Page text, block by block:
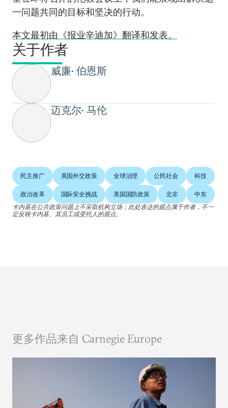
一问题共同的目标和坚决的行动。
本文最初由《报业辛迪加》翻译和发表。
关于作者
威廉• 伯恩斯
迈克尔• 马伦
民主推广 美国外交政策 全球治理 公民社会 科技
政治改革 国际安全挑战 美国国防政策 北非
中东
卡内基在公共政策问题上不采取机构立场；此处表达的观点属于作者，不一
定反映卡内基、其员工或受托人的观点。
更多作品来自 Carnegie Europe